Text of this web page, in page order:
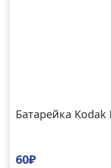
Батарейка Kodak
60₽